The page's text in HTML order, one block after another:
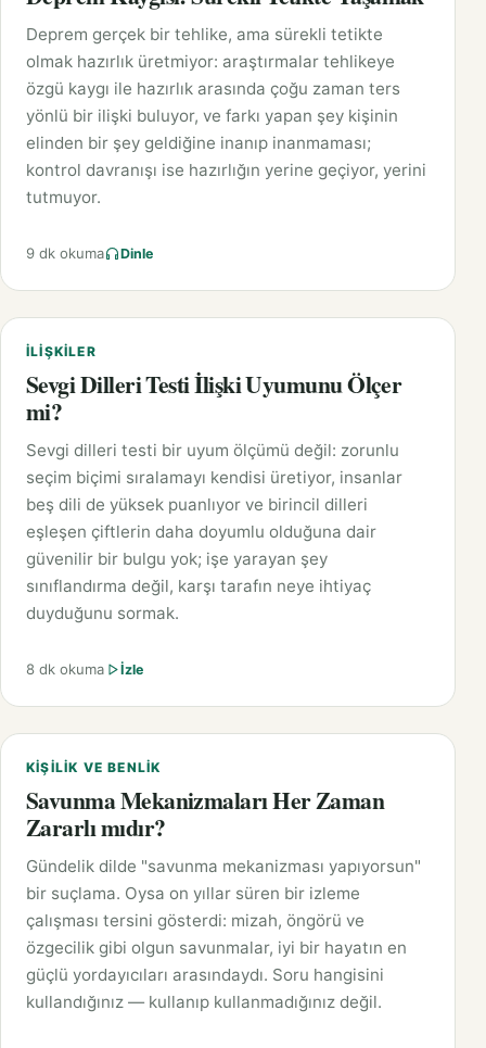
Deprem gerçek bir tehlike, ama sürekli tetikte
olmak hazırlık üretmiyor: araştırmalar tehlikeye
özgü kaygı ile hazırlık arasında çoğu zaman ters
yönlü bir ilişki buluyor, ve farkı yapan şey kişinin
elinden bir şey geldiğine inanıp inanmaması;
kontrol davranışı ise hazırlığın yerine geçiyor, yerini
tutmuyor.
9 dk okuma Dinle
İLIŞKILER
Sevgi Dilleri Testi İlişki Uyumunu Ölçer
mi?
Sevgi dilleri testi bir uyum ölçümü değil: zorunlu
seçim biçimi sıralamayı kendisi üretiyor, insanlar
beş dili de yüksek puanlıyor ve birincil dilleri
eşleşen çiftlerin daha doyumlu olduğuna dair
güvenilir bir bulgu yok; işe yarayan şey
sınıflandırma değil, karşı tarafın neye ihtiyaç
duyduğunu sormak.
8 dk okuma İzle
KIŞILIK VE BENLIK
Savunma Mekanizmaları Her Zaman
Zararlı mıdır?
Gündelik dilde "savunma mekanizması yapıyorsun"
bir suçlama. Oysa on yıllar süren bir izleme
çalışması tersini gösterdi: mizah, öngörü ve
özgecilik gibi olgun savunmalar, iyi bir hayatın en
güçlü yordayıcıları arasındaydı. Soru hangisini
kullandığınız — kullanıp kullanmadığınız değil.